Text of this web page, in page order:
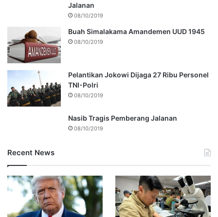
Jalanan
08/10/2019
Buah Simalakama Amandemen UUD 1945
08/10/2019
Pelantikan Jokowi Dijaga 27 Ribu Personel
TNI-Polri
08/10/2019
Nasib Tragis Pemberang Jalanan
08/10/2019
Recent News